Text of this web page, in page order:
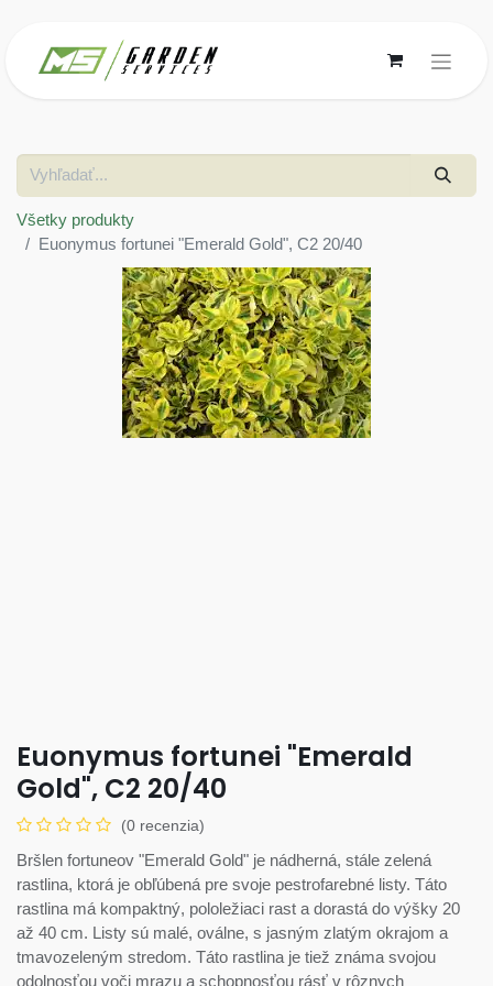
Všetky produkty
Euonymus fortunei "Emerald Gold", C2 20/40
Euonymus fortunei "Emerald
Gold", C2 20/40
(0 recenzia)
Bršlen fortuneov "Emerald Gold" je nádherná, stále zelená
rastlina, ktorá je obľúbená pre svoje pestrofarebné listy. Táto
rastlina má kompaktný, pololežiaci rast a dorastá do výšky 20
až 40 cm. Listy sú malé, oválne, s jasným zlatým okrajom a
tmavozeleným stredom. Táto rastlina je tiež známa svojou
odolnosťou voči mrazu a schopnosťou rásť v rôznych